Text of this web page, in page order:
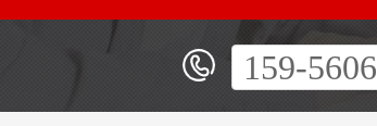
159-